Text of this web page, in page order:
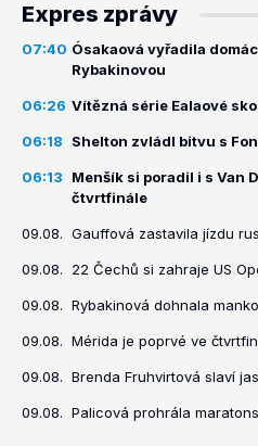
Expres zprávy
07:40 Ósakaová vyřadila
Rybakinovou
06:26 Vítězná série Ealaové
06:18 Shelton zvládl bitvu s
06:13
Menšík si poradil i s Van
čtvrtfinále
09.08. Gauffová zastavila jízdu
09.08. 22 Čechů si zahraje US
09.08. Rybakinová dohnala
09.08. Mérida je poprvé ve
09.08. Brenda Fruhvirtová slaví
09.08. Palicová prohrála